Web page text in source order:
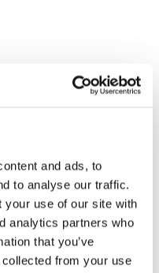
and ads, to
to analyse our traffic.
your use of our site with
analytics partners who
that you’ve
from your use